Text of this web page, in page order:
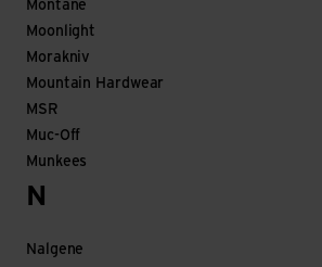
Montane
Moonlight
Morakniv
Mountain Hardwear
MSR
Muc-Off
Munkees
N
Nalgene